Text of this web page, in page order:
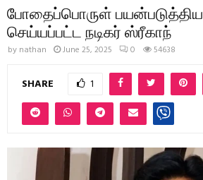
போதைப்பொருள்
செய்யப்பட்ட நடிகர் ஸ்ரீகாந்
by nathan June 25, 2025 0 54638
SHARE 1